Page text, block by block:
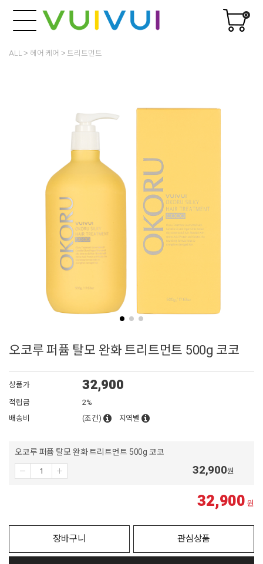
0
ALL 헤어 케어 트리트먼트
오코루 퍼퓸 탈모 완화 트리트먼트 500g 코코
상품가 32,900
적립금
2%
배송비
(조건) 지역별
오코루 퍼퓸 탈모 완화 트리트먼트 500g 코코
32,900원
32,900 원
장바구니 관심상품